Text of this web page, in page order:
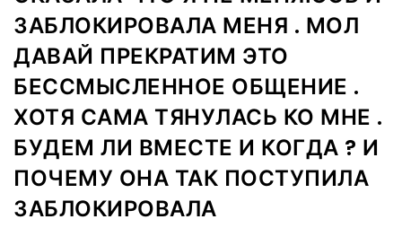
ЗАБЛОКИРОВАЛА МЕНЯ . МОЛ
ДАВАЙ ПРЕКРАТИМ ЭТО
БЕССМЫСЛЕННОЕ ОБЩЕНИЕ .
ХОТЯ САМА ТЯНУЛАСЬ КО МНЕ .
БУДЕМ ЛИ ВМЕСТЕ И КОГДА ? И
ПОЧЕМУ ОНА ТАК ПОСТУПИЛА
ЗАБЛОКИРОВАЛА